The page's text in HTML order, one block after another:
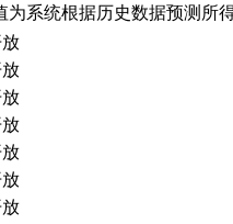
为系统根据历史数据预测所